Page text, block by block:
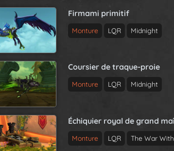
Firmami primitif
Monture LQR Midnight
Coursier de traque-proie
Monture LQR Midnight
Échiquier royal de grand
Monture LQR The War